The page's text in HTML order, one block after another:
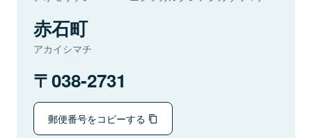
赤石町
アカイシマチ
038-2731
郵便番号をコピーする